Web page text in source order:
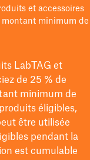
et accessoires
montant minimum de
LabTAG et
de 25 % de
minimum de
éligibles,
être utilisée
pendant la
est cumulable